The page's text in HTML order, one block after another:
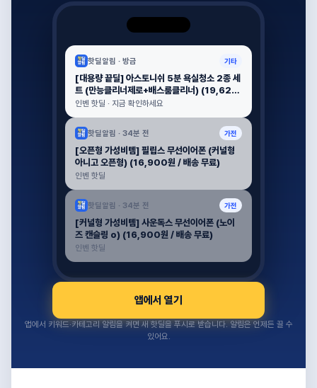
핫딜알림 · 방금 기타
[대용량 끝딜] 아스토니쉬 5분 욕실청소 2종 세
트 (만능클리너제로+배스룸클리너) (19,620
원 / 배송 무료)
인벤 핫딜 · 지금 확인하세요
핫딜알림 · 34분 전 가전
[오픈형 가성비템] 필립스 무선이어폰 (커널형
아니고 오픈형) (16,900원 / 배송 무료)
인벤 핫딜
핫딜알림 · 34분 전 가전
[커널형 가성비템] 사운독스 무선이어폰 (노이
즈 캔슬링 o) (16,900원 / 배송 무료)
인벤 핫딜
앱에서 열기
앱에서 키워드·카테고리 알림을 켜면 새 핫딜을 푸시로 받습니다. 알림은 언제든 끌 수
있어요.